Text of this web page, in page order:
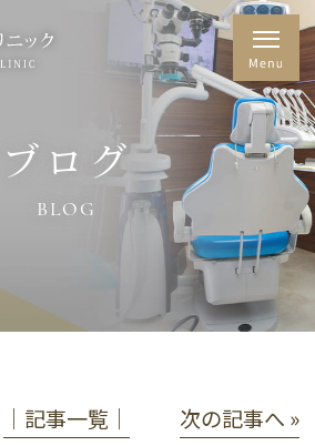
ブログ
BLOG
│記事一覧│ 次の記事へ »